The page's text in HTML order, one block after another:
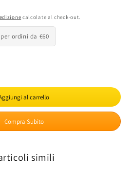
calcolate al check-out.
ordini da €60
al carrello
Compra Subito
simili